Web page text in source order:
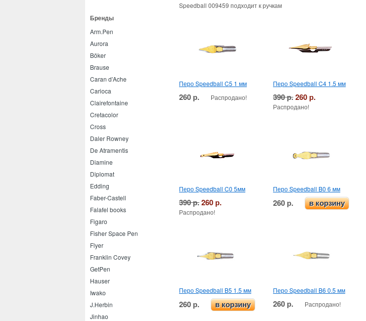
Бренды
Arm.Pen
Aurora
Böker
Brause
Caran d’Ache
Carioca
Clairefontaine
Cretacolor
Cross
Daler Rowney
De Atramentis
Diamine
Diplomat
Edding
Faber-Castell
Falafel books
Figaro
Fisher Space Pen
Flyer
Franklin Covey
GetPen
Hauser
Iwako
J.Herbin
Jinhao
Speedball 009459 подходит к ручкам
Перо Speedball C5 1 мм
260 р. Распродано!
Перо Speedball C4 1.5 мм
390 р.260 р.
Распродано!
Перо Speedball C0 5мм
390 р.260 р.
Распродано!
Перо Speedball B0 6 мм
260 р. в корзину
Перо Speedball B5 1.5 мм
260 р. в корзину
Перо Speedball B6 0.5 мм
260 р. Распродано!